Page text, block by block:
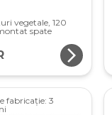
vegetale, 120
spate
arrow_forward_ios
fabricație: 3